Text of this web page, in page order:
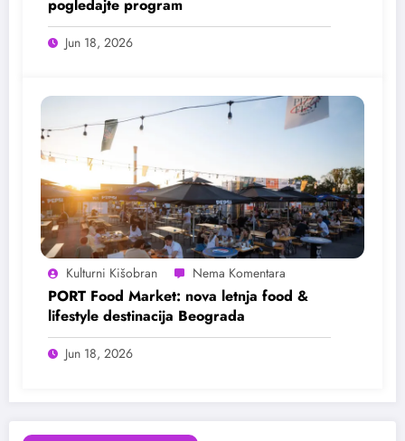
pogledajte program
Jun 18, 2026
Kulturni Kišobran
PORT Food Market: nova letnja food &
lifestyle destinacija Beograda
Jun 18, 2026